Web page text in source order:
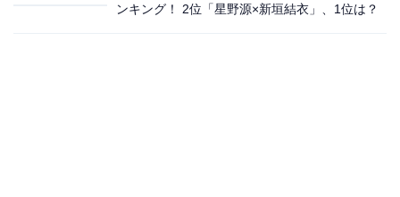
ンキング！ 2位「星野源×新垣結衣」、1位は？